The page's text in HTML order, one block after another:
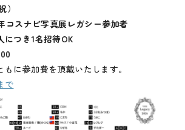
）
コスナビ写真展レガシー参加者
つき1名招待OK
に参加費を頂戴いたします。
で